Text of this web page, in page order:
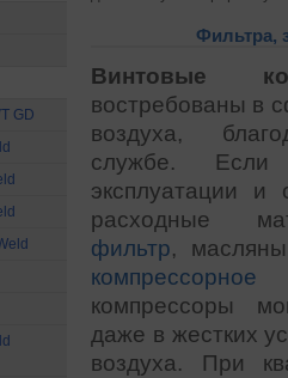
GD
Фильтра,
Винтовые
востребованы в
воздуха,
службе. Если
эксплуатации и
расходные
фильтр,
компрессорное
компрессоры
даже в жестких
воздуха. При